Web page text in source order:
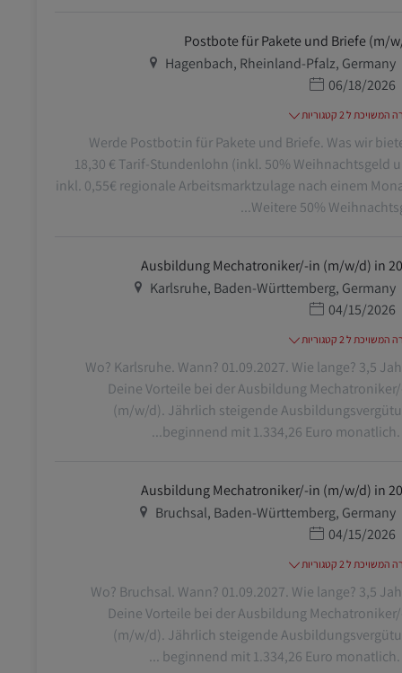
Postbote für Pakete und Briefe (m/
מיקום
Hagenbach, Rheinland-Pfalz, Germany
תאריך פרסום
06/18/2026
ל 2 קטגוריות
Werde Postbot:in für Pakete und Briefe. Was wir
18,30 € Tarif-Stundenlohn (inkl. 50% Weihnachtsgeld
inkl. 0,55€ regionale Arbeitsmarktzulage nach einem
Weitere 50%
Ausbildung Mechatroniker/-in (m/w/d) in
מיקום
Karlsruhe, Baden-Württemberg, Germany
תאריך פרסום
04/15/2026
ל 2 קטגוריות
Wo? Karlsruhe. Wann? 01.09.2027. Wie lange? 3,5
Deine Vorteile bei der Ausbildung
(m/w/d). Jährlich steigende
beginnend mit 1.334,26 Euro monatlich.
Ausbildung Mechatroniker/-in (m/w/d) in
מיקום
Bruchsal, Baden-Württemberg, Germany
תאריך פרסום
04/15/2026
ל 2 קטגוריות
Wo? Bruchsal. Wann? 01.09.2027. Wie lange? 3,5
Deine Vorteile bei der Ausbildung
(m/w/d). Jährlich steigende
beginnend mit 1.334,26 Euro monatlich.